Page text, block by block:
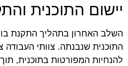
יישום התוכנית
השלב האחרון בתהליך התקנת
התוכנית שנבנתה. צוותי
להנחיות המפורטות בתוכנית,